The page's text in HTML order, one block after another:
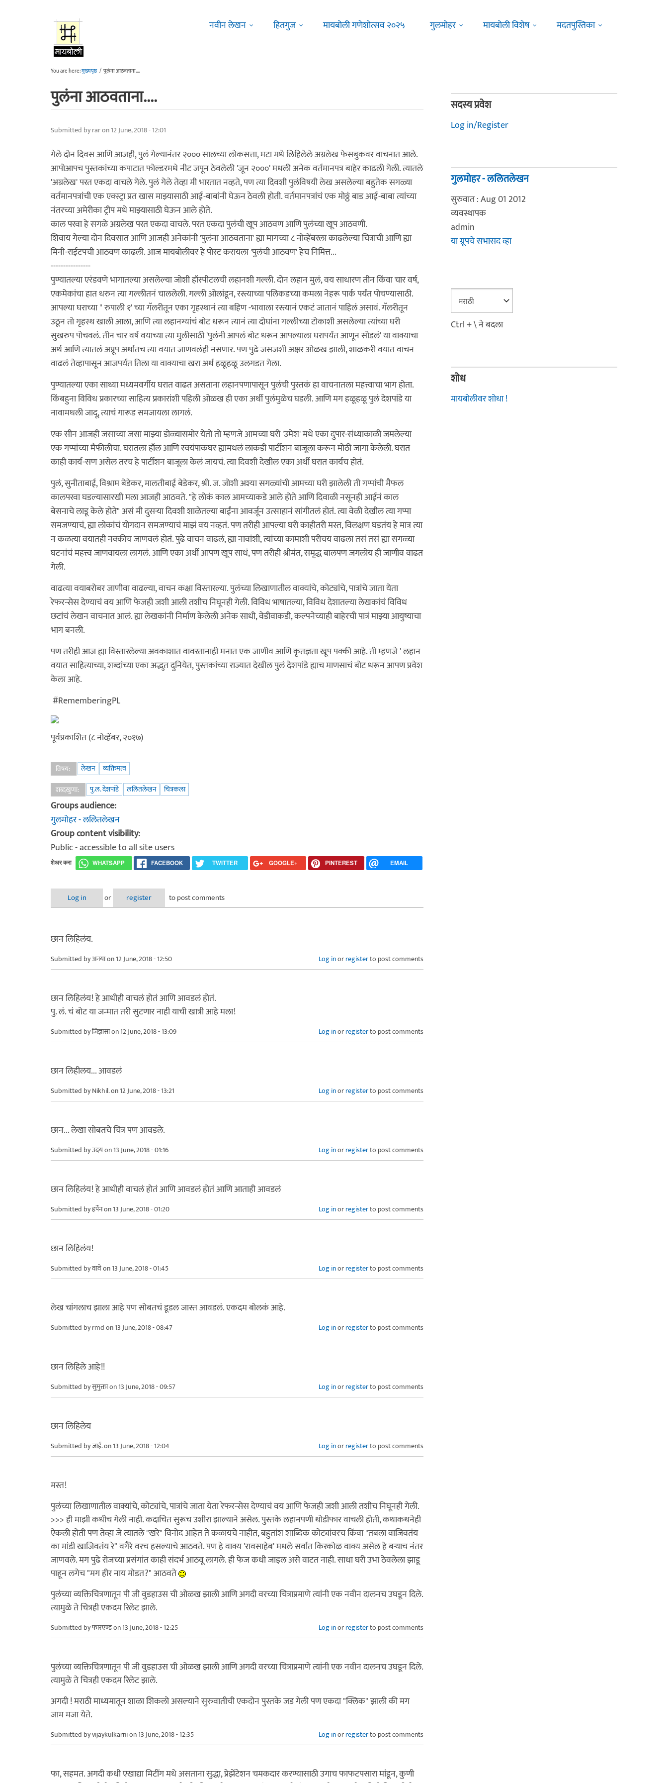
नवीन लेखन
हितगुज मायबोली गणेशोत्सव २०२५ गुलमोहर मायबोली विशेष मदतपुस्तिका
You are here:मुख्यपृष्ठ / पुलंना आठवताना....
पुलंना आठवताना....
Submitted byraron 12 June, 2018 - 12:01
गेले दोन दिवस आणि आजही, पुलं गेल्यानंतर २००० सालच्या लोकसत्ता, मटा मधे लिहिलेले अग्रलेख फेसबुकवर वाचनात आले.
आपोआपच पुस्तकांच्या कपाटात फोल्डरमधे नीट जपून ठेवलेली 'जून २०००' मधली अनेक वर्तमानपत्र बाहेर काढली गेली. त्यातले
'अग्रलेख' परत एकदा वाचले गेले. पुलं गेले तेव्हा मी भारतात नव्हते, पण त्या दिवशी पुलंविषयी लेख असलेल्या बहुतेक सगळ्या
वर्तमानपत्रांची एक एक्स्ट्रा प्रत खास माझ्यासाठी आई-बाबांनी घेऊन ठेवली होती. वर्तमानपत्रांचं एक मोठ्ठं बाड आई-बाबा त्यांच्या
नंतरच्या अमेरीका ट्रीप मधे माझ्यासाठी घेऊन आले होते.
काल परवा हे सगळे अग्रलेख परत एकदा वाचले. परत एकदा पुलंची खूप आठवण आणि पुलंच्या खूप आठवणी.
शिवाय गेल्या दोन दिवसात आणि आजही अनेकांनी 'पुलंना आठवताना' ह्या मागच्या ८ नोव्हेंबरला काढलेल्या चित्राची आणि ह्या
मिनी-राईटपची आठवण काढली. आज मायबोलीवर हे पोस्ट करायला 'पुलंची आठवण' हेच निमित्त...
----------------
पुण्यातल्या एरंडवणे भागातल्या असलेल्या जोशी हॉस्पीटलची लहानशी गल्ली. दोन लहान मुलं, वय साधारण तीन किंवा चार वर्ष,
एकमेकांचा हात धरुन त्या गल्लीतनं चाललेली. गल्ली ओलांडून, रस्त्याच्या पलिकडच्या कमला नेहरू पार्क पर्यंत पोचण्यासाठी.
आपल्या घराच्या " रुपाली १' च्या गॅलरीतून एका गृहस्थानं त्या बहिण -भावाला रस्त्यानं एकटं जातानं पाहिलं असावं. गॅलरीतून
उठून तो गृहस्थ खाली आला, आणि त्या लहानग्यांचं बोट धरून त्यानं त्या दोघांना गल्लीच्या टोकाशी असलेल्या त्यांच्या घरी
सुखरुप पोचवलं. तीन चार वर्ष वयाच्या त्या मुलीसाठी 'पुलंनी आपलं बोट धरून आपल्याला घरापर्यंत आणून सोडलं' या वाक्याचा
अर्थ आणि त्यातलं अप्रूप अर्थातच त्या वयात जाणवलंही नसणार. पण पुढे जसजशी अक्षर ओळख झाली, शाळकरी वयात वाचन
वाढलं तेव्हापासून आजपर्यंत तिला या वाक्याचा खरा अर्थ हळूहळू उलगडत गेला.
पुण्यातल्या एका साध्या मध्यमवर्गीय घरात वाढत असताना लहानपणापासून पुलंची पुस्तकं हा वाचनातला महत्त्वाचा भाग होता.
किंबहुना विविध प्रकारच्या साहित्य प्रकारांशी पहिली ओळख ही एका अर्थी पुलंमुळेच घडली. आणि मग हळूहळू पुलं देशपांडे या
नावामधली जादू, त्याचं गारूड समजायला लागलं.
एक सीन आजही जसाच्या जसा माझ्या डोळ्यासमोर येतो तो म्हणजे आमच्या घरी 'उमेश' मधे एका दुपार-संध्याकाळी जमलेल्या
एक गप्पांच्या मैफीलीचा. घरातला हॉल आणि स्वयंपाकघर ह्यामधलं लाकडी पार्टीशन बाजूला करून मोठी जागा केलेली. घरात
काही कार्य-सण असेल तरच हे पार्टीशन बाजूला केलं जायचं. त्या दिवशी देखील एका अर्थी घरात कार्यच होतं.
पुलं, सुनीताबाई, विश्राम बेडेकर, मालतीबाई बेडेकर, श्री. ज. जोशी अश्या सगळ्यांची आमच्या घरी झालेली ती गप्पांची मैफल
कालपरवा घडल्यासारखी मला आजही आठवते. "हे लोकं काल आमच्याकडे आले होते आणि दिवाळी नसूनही आईनं काल
बेसनाचे लाडू केले होते" असं मी दुसर्‍या दिवशी शाळेतल्या बाईंना आवर्जून उत्साहानं सांगीतलं होतं. त्या वेळी देखील त्या गप्पा
समजण्याचं, ह्या लोकांचं योगदान समजण्याचं माझं वय नव्हतं. पण तरीही आपल्या घरी काहीतरी मस्त, विलक्षण घडतंय हे मात्र त्या
न कळत्या वयातही नक्कीच जाणवलं होतं. पुढे वाचन वाढलं, ह्या नावांशी, त्यांच्या कामाशी परीचय वाढला तसं तसं ह्या सगळ्या
घटनांचं महत्त्व जाणवायला लागलं. आणि एका अर्थी आपण खूप साधं, पण तरीही श्रीमंत, समृद्ध बालपण जगलोय ही जाणीव वाढत
गेली.
वाढत्या वयाबरोबर जाणीवा वाढल्या, वाचन कक्षा विस्तारल्या. पुलंच्या लिखाणातील वाक्यांचे, कोट्यांचे, पात्रांचे जाता येता
रेफरन्सेस देण्याचं वय आणि फेजही जशी आली तशीच निघूनही गेली. विविध भाषातल्या, विविध देशातल्या लेखकांचं विविध
छटांचं लेखन वाचनात आलं. ह्या लेखकांनी निर्माण केलेली अनेक साधी, वेडीवाकडी, कल्पनेच्याही बाहेरची पात्रं माझ्या आयुष्याचा
भाग बनली.
पण तरीही आज ह्या विस्तारलेल्या अवकाशात वावरतानाही मनात एक जाणीव आणि कृतज्ञता खूप पक्की आहे. ती म्हणजे ' लहान
वयात साहित्याच्या, शब्दांच्या एका अद्भुत दुनियेत, पुस्तकांच्या राज्यात देखील पुलं देशपांडे ह्याच माणसाचं बोट धरून आपण प्रवेश
केला आहे.
#RememberingPL
पूर्वप्रकाशित (८ नोव्हेंबर, २०१७)
विषय: लेखन
व्यक्तिमत्व
शब्दखुणा:
पु.ल. देशपांडे ललितलेखन चित्रकला
Groups audience:
गुलमोहर - ललितलेखन
Group content visibility:
Public - accessible to all site users
शेअर करा WHATSAPP FACEBOOK TWITTER GOOGLE+ PINTEREST EMAIL
Log in or register to post comments
छान लिहिलंय.
Submitted byअनयाon 12 June, 2018 - 12:50 Log inorregisterto post comments
छान लिहिलंय! हे आधीही वाचलं होतं आणि आवडलं होतं.
पु. लं. चं बोट या जन्मात तरी सुटणार नाही याची खात्री आहे मला!
Submitted byजिज्ञासाon 12 June, 2018 - 13:09 Log inorregisterto post comments
छान लिहीलय... आवडलं
Submitted byNikhil.on 12 June, 2018 - 13:21 Log inorregisterto post comments
छान... लेखा सोबतचे चित्र पण आवडले.
Submitted byउदयon 13 June, 2018 - 01:16 Log inorregisterto post comments
छान लिहिलंय! हे आधीही वाचलं होतं आणि आवडलं होतं आणि आताही आवडलं
Submitted byहर्पेनon 13 June, 2018 - 01:20 Log inorregisterto post comments
छान लिहिलंय!
Submitted byवावेon 13 June, 2018 - 01:45 Log inorregisterto post comments
लेख चांगलाच झाला आहे पण सोबतचं डूडल जास्त आवडलं. एकदम बोलकं आहे.
Submitted byrmdon 13 June, 2018 - 08:47 Log inorregisterto post comments
छान लिहिले आहे!!
Submitted byसुमुक्ताon 13 June, 2018 - 09:57 Log inorregisterto post comments
छान लिहिलेय
Submitted byजाई.on 13 June, 2018 - 12:04 Log inorregisterto post comments
मस्त!
पुलंच्या लिखाणातील वाक्यांचे, कोट्यांचे, पात्रांचे जाता येता रेफरन्सेस देण्याचं वय आणि फेजही जशी आली तशीच निघूनही गेली.
>>> ही माझी कधीच गेली नाही. कदाचित सुरूच उशीरा झाल्याने असेल. पुस्तके लहानपणी थोडीफार वाचली होती, कथाकथनेही
ऐकली होती पण तेव्हा जे त्यातले "खरे" विनोद आहेत ते कळायचे नाहीत, बहुतांश शाब्दिक कोट्यांवरच किंवा "तबला वाजिवतंय
का मांडी खाजिवतंय रे" वगैरे वरच हसल्याचे आठवते. पण हे वाक्य 'रावसाहेब' मधले सर्वात किरकोळ वाक्य असेल हे बर्‍याच नंतर
जाणवले. मग पुढे रोजच्या प्रसंगांत काही संदर्भ आठवू लागले. ही फेज कधी जाइल असे वाटत नाही. साधा घरी उभा ठेवलेला झाडू
पाहून लगेच "मग हीर नाय मोडत?" आठवते
पुलंच्या व्यक्तिचित्रणातून पी जी वुडहाउस ची ओळख झाली आणि अगदी वरच्या चित्राप्रमाणे त्यांनी एक नवीन दालनच उघडून दिले.
त्यामुळे ते चित्रही एकदम रिलेट झाले.
Submitted byफारएण्डon 13 June, 2018 - 12:25 Log inorregisterto post comments
पुलंच्या व्यक्तिचित्रणातून पी जी वुडहाउस ची ओळख झाली आणि अगदी वरच्या चित्राप्रमाणे त्यांनी एक नवीन दालनच उघडून दिले.
त्यामुळे ते चित्रही एकदम रिलेट झाले.
अगदी ! मराठी माध्यमातून शाळा शिकलो असल्याने सुरुवातीची एकदोन पुस्तके जड गेली पण एकदा "क्लिक" झाली की मग
जाम मजा येते.
Submitted byvijaykulkarnion 13 June, 2018 - 12:35 Log inorregisterto post comments
फा, सहमत. अगदी कधी एखाद्या मिटींग मधे असताना सुद्धा, प्रेझेंटेशन चमकदार करण्यासाठी उगाच फाफटपसारा मांडून, कुणी
सदस्य प्रवेश
Log in/Register
गुलमोहर - ललितलेखन
सुरुवात : Aug 01 2012
व्यवस्थापक
admin
या ग्रूपचे सभासद व्हा
Ctrl + \ ने बदला
शोध
मायबोलीवर शोधा !